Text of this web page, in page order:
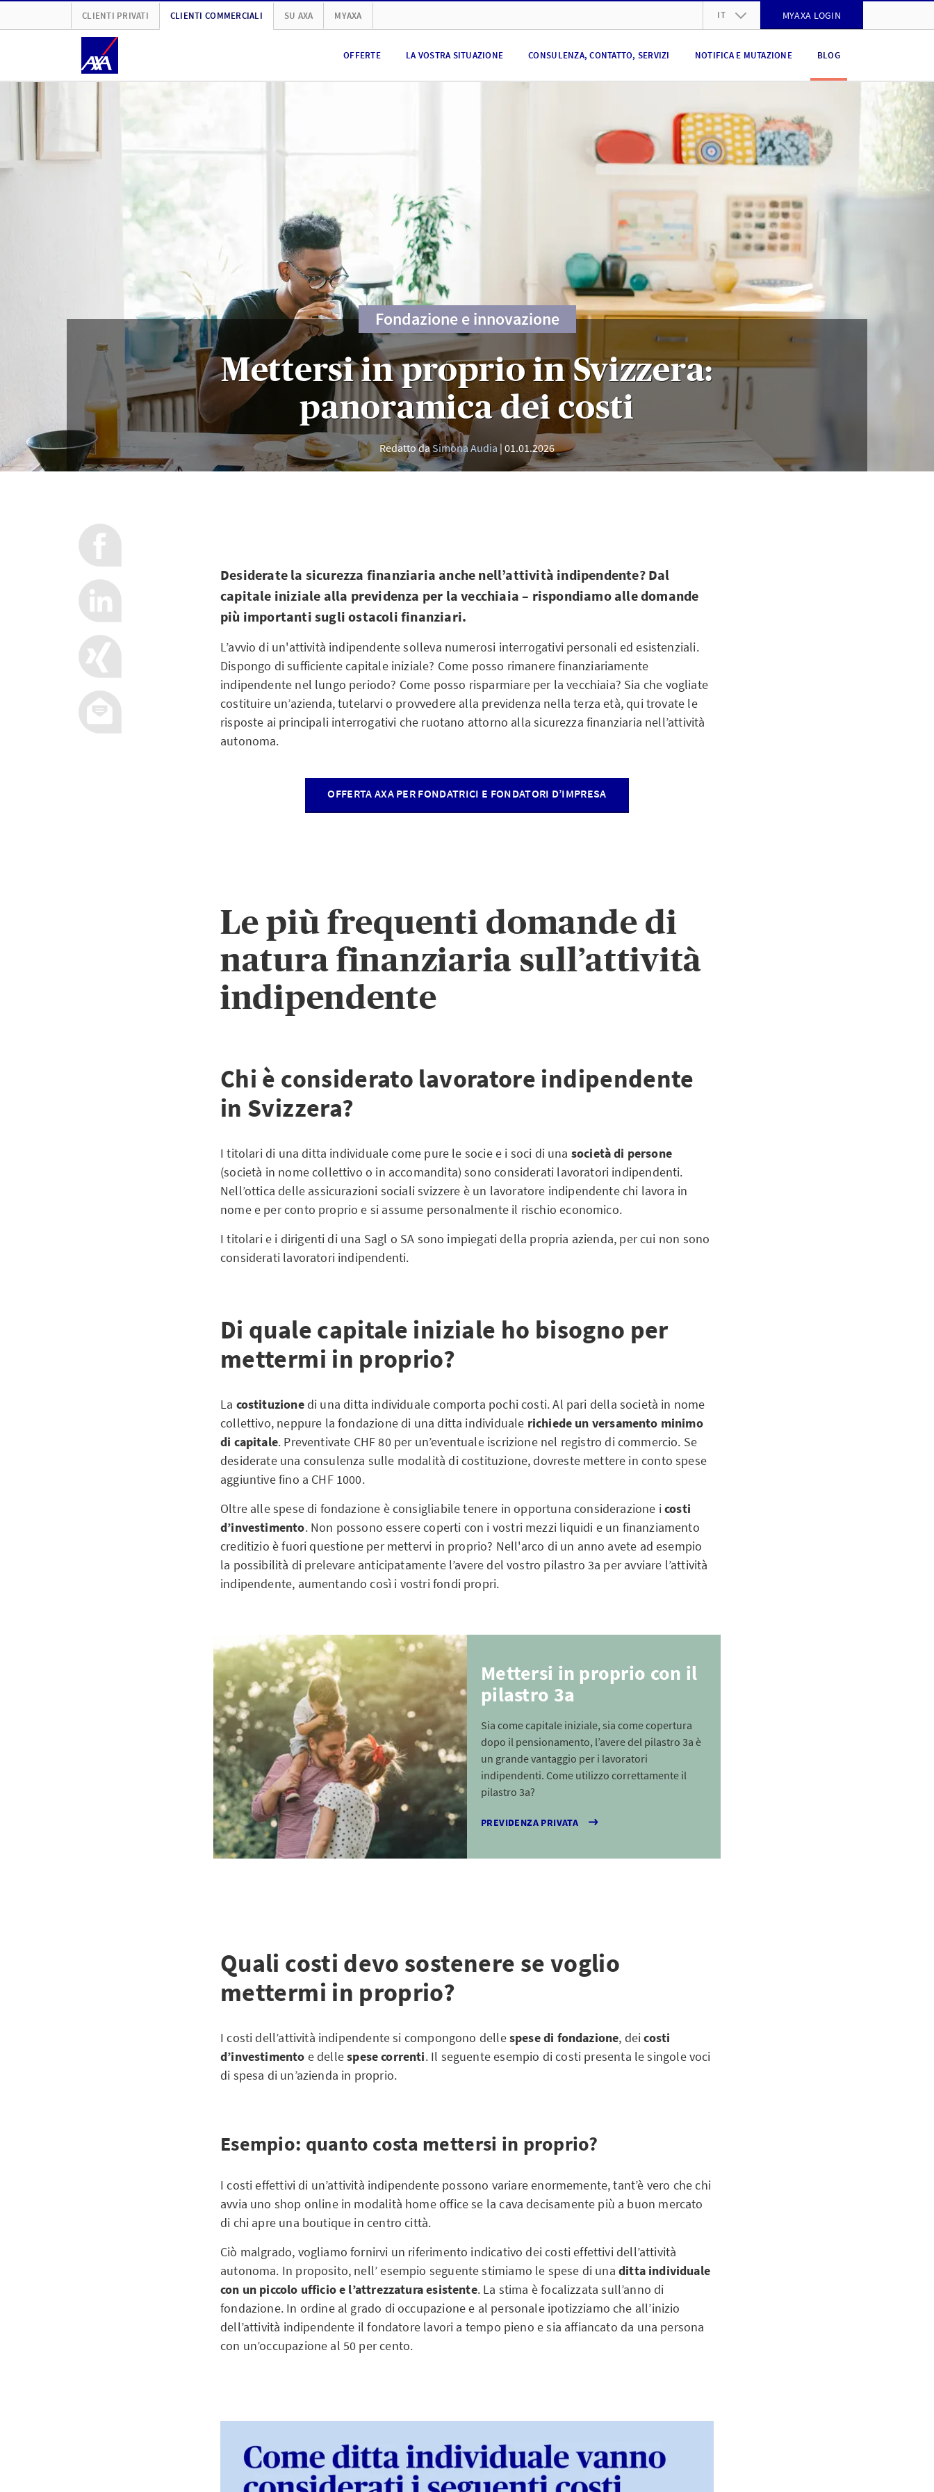
CLIENTI PRIVATI CLIENTI COMMERCIALI SU AXA MYAXA IT
EN
MYAXA LOGIN
OFFERTE LA VOSTRA SITUAZIONE CONSULENZA, CONTATTO, SERVIZI NOTIFICA E MUTAZIONE BLOG
Fondazione e innovazione
Mettersi in proprio in Svizzera:
panoramica dei costi
Redatto daSimona Audia 01.01.2026
Desiderate la sicurezza finanziaria anche nell’attività indipendente? Dal
capitale iniziale alla previdenza per la vecchiaia – rispondiamo alle domande
più importanti sugli ostacoli finanziari.
L’avvio di un'attività indipendente solleva numerosi interrogativi personali ed esistenziali.
Dispongo di sufficiente capitale iniziale? Come posso rimanere finanziariamente
indipendente nel lungo periodo? Come posso risparmiare per la vecchiaia? Sia che vogliate
costituire un’azienda, tutelarvi o provvedere alla previdenza nella terza età, qui trovate le
risposte ai principali interrogativi che ruotano attorno alla sicurezza finanziaria nell’attività
autonoma.
OFFERTA AXA PER FONDATRICI E FONDATORI D’IMPRESA
Le più frequenti domande di
natura finanziaria sull’attività
indipendente
Chi è considerato lavoratore indipendente
in Svizzera?
I titolari di una ditta individuale come pure le socie e i soci di una società di persone
(società in nome collettivo o in accomandita) sono considerati lavoratori indipendenti.
Nell’ottica delle assicurazioni sociali svizzere è un lavoratore indipendente chi lavora in
nome e per conto proprio e si assume personalmente il rischio economico.
I titolari e i dirigenti di una Sagl o SA sono impiegati della propria azienda, per cui non sono
considerati lavoratori indipendenti.
Di quale capitale iniziale ho bisogno per
mettermi in proprio?
La costituzionedi una ditta individuale comporta pochi costi. Al pari della società in nome
collettivo, neppure la fondazione di una ditta individuale richiede un versamento minimo
di capitale. Preventivate CHF 80 per un’eventuale iscrizione nel registro di commercio. Se
desiderate una consulenza sulle modalità di costituzione, dovreste mettere in conto spese
aggiuntive fino a CHF 1000.
Oltre alle spese di fondazione è consigliabile tenere in opportuna considerazione icosti
d’investimento. Non possono essere coperti con i vostri mezzi liquidi e un finanziamento
creditizio è fuori questione per mettervi in proprio? Nell'arco di un anno avete ad esempio
la possibilità di prelevare anticipatamente l’avere del vostro pilastro 3a per avviare l’attività
indipendente, aumentando così i vostri fondi propri.
Mettersi in proprio con il
pilastro 3a
Sia come capitale iniziale, sia come copertura
dopo il pensionamento, l’avere del pilastro 3a è
un grande vantaggio per i lavoratori
indipendenti. Come utilizzo correttamente il
pilastro 3a?
PREVIDENZA PRIVATA
Quali costi devo sostenere se voglio
mettermi in proprio?
I costi dell’attività indipendente si compongono dellespese di fondazione, deicosti
d’investimento e dellespese correnti. Il seguente esempio di costi presenta le singole voci
di spesa di un’azienda in proprio.
Esempio: quanto costa mettersi in proprio?
I costi effettivi di un’attività indipendente possono variare enormemente, tant’è vero che chi
avvia uno shop online in modalità home office se la cava decisamente più a buon mercato
di chi apre una boutique in centro città.
Ciò malgrado, vogliamo fornirvi un riferimento indicativo dei costi effettivi dell’attività
autonoma. In proposito, nell’ esempio seguente stimiamo le spese di una ditta individuale
con un piccolo ufficio e l’attrezzatura esistente. La stima è focalizzata sull’anno di
fondazione. In ordine al grado di occupazione e al personale ipotizziamo che all’inizio
dell’attività indipendente il fondatore lavori a tempo pieno e sia affiancato da una persona
con un’occupazione al 50 per cento.